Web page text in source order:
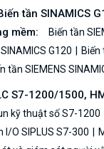
tần SINAMICS
mềm:
Biến tần
G120
Biến
tần SIEMENS
S7-1200/1500,
kỹ thuật số S7-1200
I/O SIPLUS S7-300